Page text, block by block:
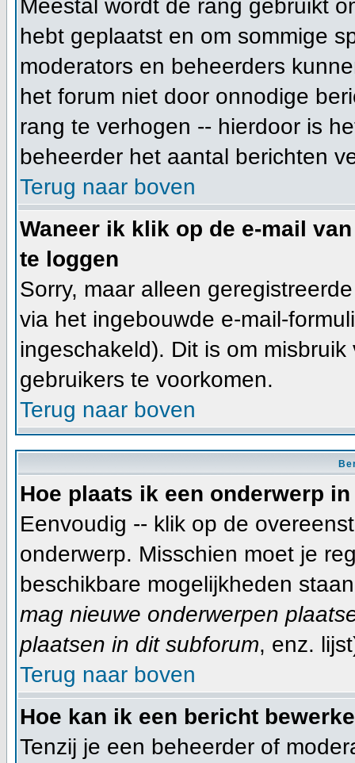
Meestal wordt de rang gebruikt
hebt geplaatst en om sommige
moderators en beheerders
het forum niet door onnodige
rang te verhogen -- hierdoor is
beheerder het aantal berichten
Terug naar boven
Waneer ik klik op de e-mail
te loggen
Sorry, maar alleen
via het ingebouwde e-mail-
ingeschakeld). Dit is om
gebruikers te voorkomen.
Terug naar boven
Hoe plaats ik een onderwerp
Eenvoudig -- klik op de
onderwerp. Misschien moet je
beschikbare mogelijkheden
mag nieuwe onderwerpen
plaatsen in dit subforum, enz.
Terug naar boven
Hoe kan ik een bericht
Tenzij je een beheerder of